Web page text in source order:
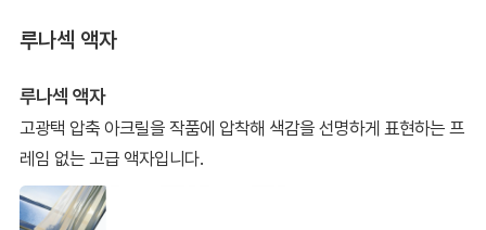
루나섹 액자
루나섹 액자
고광택 압축 아크릴을 작품에 압착해 색감을 선명하게 표현하는 프
레임 없는 고급 액자입니다.